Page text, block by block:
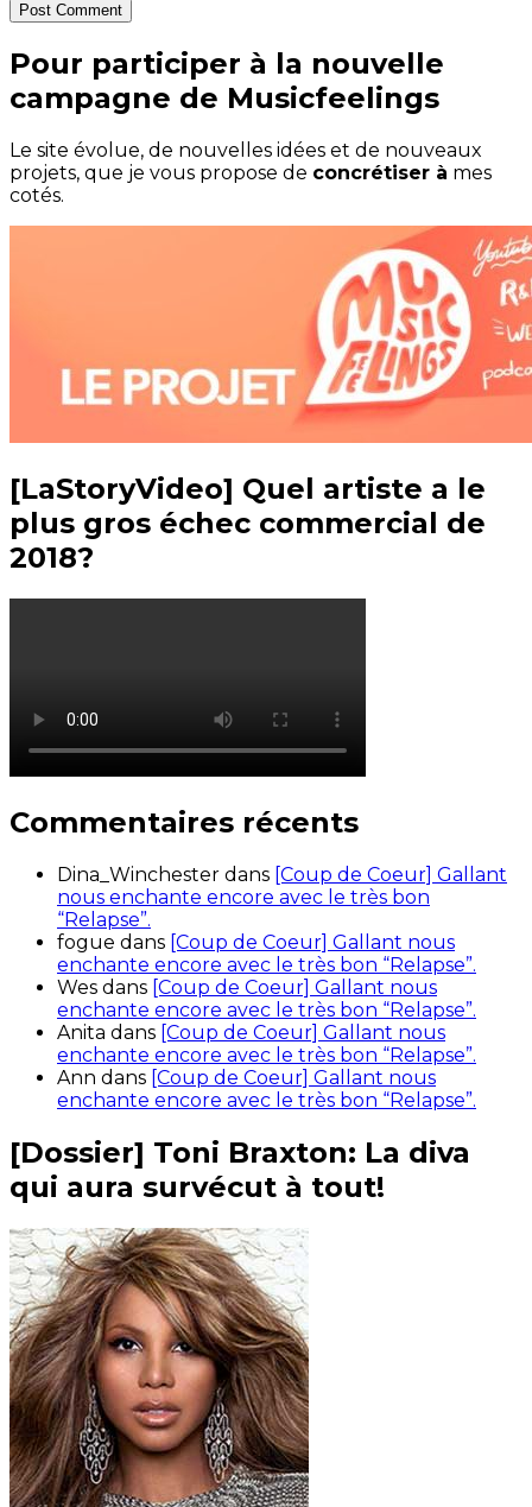
Post Comment
Pour participer à la nouvelle
campagne de Musicfeelings
Le site évolue, de nouvelles idées et de nouveaux
projets, que je vous propose de concrétiser à mes
cotés.
[LaStoryVideo] Quel artiste a le
plus gros échec commercial de
2018?
Commentaires récents
Dina_Winchester dans [Coup de Coeur] Gallant
nous enchante encore avec le très bon
“Relapse”.
fogue dans [Coup de Coeur] Gallant nous
enchante encore avec le très bon “Relapse”.
Wes dans [Coup de Coeur] Gallant nous
enchante encore avec le très bon “Relapse”.
Anita dans [Coup de Coeur] Gallant nous
enchante encore avec le très bon “Relapse”.
Ann dans [Coup de Coeur] Gallant nous
enchante encore avec le très bon “Relapse”.
[Dossier] Toni Braxton: La diva
qui aura survécut à tout!